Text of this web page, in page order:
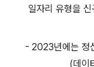
일자리 유형을
- 2023년에는 정
(데이